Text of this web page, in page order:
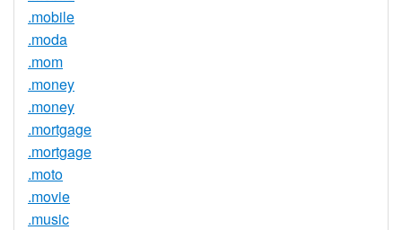
.mobile
.moda
.mom
.money
.money
.mortgage
.mortgage
.moto
.movie
.music